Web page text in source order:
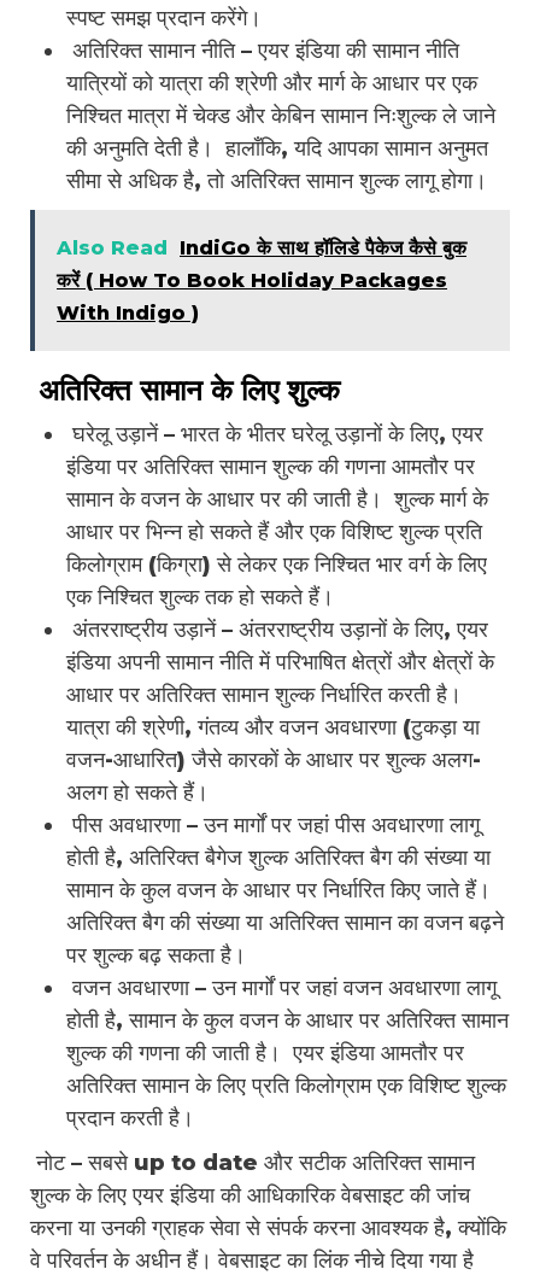
स्पष्ट समझ प्रदान करेंगे।
अतिरिक्त सामान नीति – एयर इंडिया की सामान नीति
यात्रियों को यात्रा की श्रेणी और मार्ग के आधार पर एक
निश्चित मात्रा में चेक्ड और केबिन सामान निःशुल्क ले जाने
की अनुमति देती है। हालाँकि, यदि आपका सामान अनुमत
सीमा से अधिक है, तो अतिरिक्त सामान शुल्क लागू होगा।
Also Read
IndiGo के साथ हॉलिडे पैकेज कैसे बुक
करें ( How To Book Holiday Packages
With Indigo )
अतिरिक्त सामान के लिए शुल्क
घरेलू उड़ानें – भारत के भीतर घरेलू उड़ानों के लिए, एयर
इंडिया पर अतिरिक्त सामान शुल्क की गणना आमतौर पर
सामान के वजन के आधार पर की जाती है। शुल्क मार्ग के
आधार पर भिन्न हो सकते हैं और एक विशिष्ट शुल्क प्रति
किलोग्राम (किग्रा) से लेकर एक निश्चित भार वर्ग के लिए
एक निश्चित शुल्क तक हो सकते हैं।
अंतरराष्ट्रीय उड़ानें – अंतरराष्ट्रीय उड़ानों के लिए, एयर
इंडिया अपनी सामान नीति में परिभाषित क्षेत्रों और क्षेत्रों के
आधार पर अतिरिक्त सामान शुल्क निर्धारित करती है।
यात्रा की श्रेणी, गंतव्य और वजन अवधारणा (टुकड़ा या
वजन-आधारित) जैसे कारकों के आधार पर शुल्क अलग-
अलग हो सकते हैं।
पीस अवधारणा – उन मार्गों पर जहां पीस अवधारणा लागू
होती है, अतिरिक्त बैगेज शुल्क अतिरिक्त बैग की संख्या या
सामान के कुल वजन के आधार पर निर्धारित किए जाते हैं।
अतिरिक्त बैग की संख्या या अतिरिक्त सामान का वजन बढ़ने
पर शुल्क बढ़ सकता है।
वजन अवधारणा – उन मार्गों पर जहां वजन अवधारणा लागू
होती है, सामान के कुल वजन के आधार पर अतिरिक्त सामान
शुल्क की गणना की जाती है। एयर इंडिया आमतौर पर
अतिरिक्त सामान के लिए प्रति किलोग्राम एक विशिष्ट शुल्क
प्रदान करती है।
नोट – सबसे up to date और सटीक अतिरिक्त सामान
शुल्क के लिए एयर इंडिया की आधिकारिक वेबसाइट की जांच
करना या उनकी ग्राहक सेवा से संपर्क करना आवश्यक है, क्योंकि
वे परिवर्तन के अधीन हैं। वेबसाइट का लिंक नीचे दिया गया है